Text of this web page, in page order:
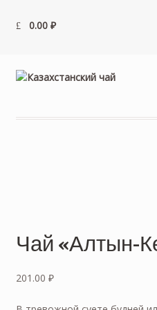
0.00₽
Чай «Алтын-
201.00 ₽